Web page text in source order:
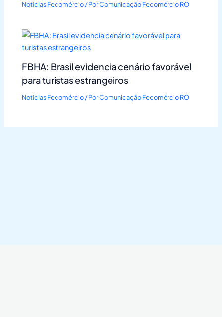
Notícias Fecomércio/ PorComunicação Fecomércio RO
FBHA: Brasil evidencia cenário favorável
para turistas estrangeiros
Notícias Fecomércio/ PorComunicação Fecomércio RO